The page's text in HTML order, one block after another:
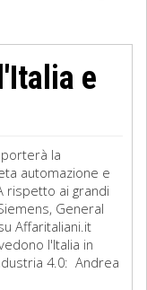
e
la
automazione e
rispetto ai grandi
General
Affaritaliani.it
l'Italia in
4.0: Andrea